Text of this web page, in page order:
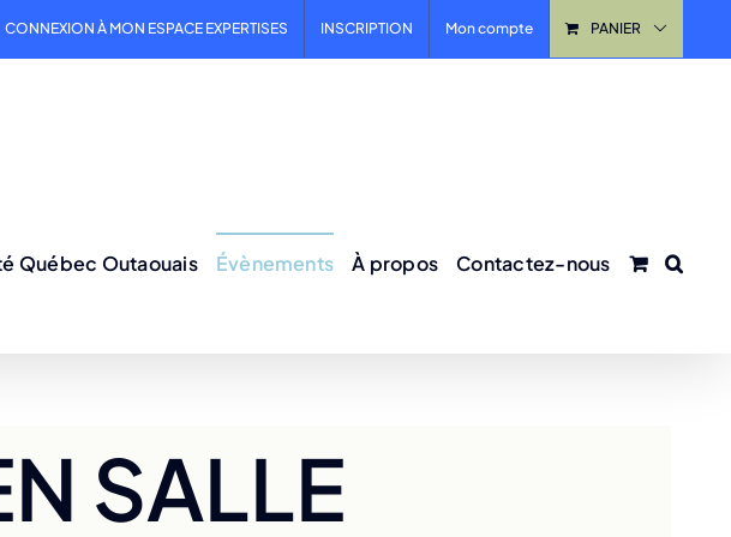
CONNEXION À MON ESPACE EXPERTISES INSCRIPTION Mon compte PANIER
Québec Outaouais Évènements À propos Contactez-nous
SALLE